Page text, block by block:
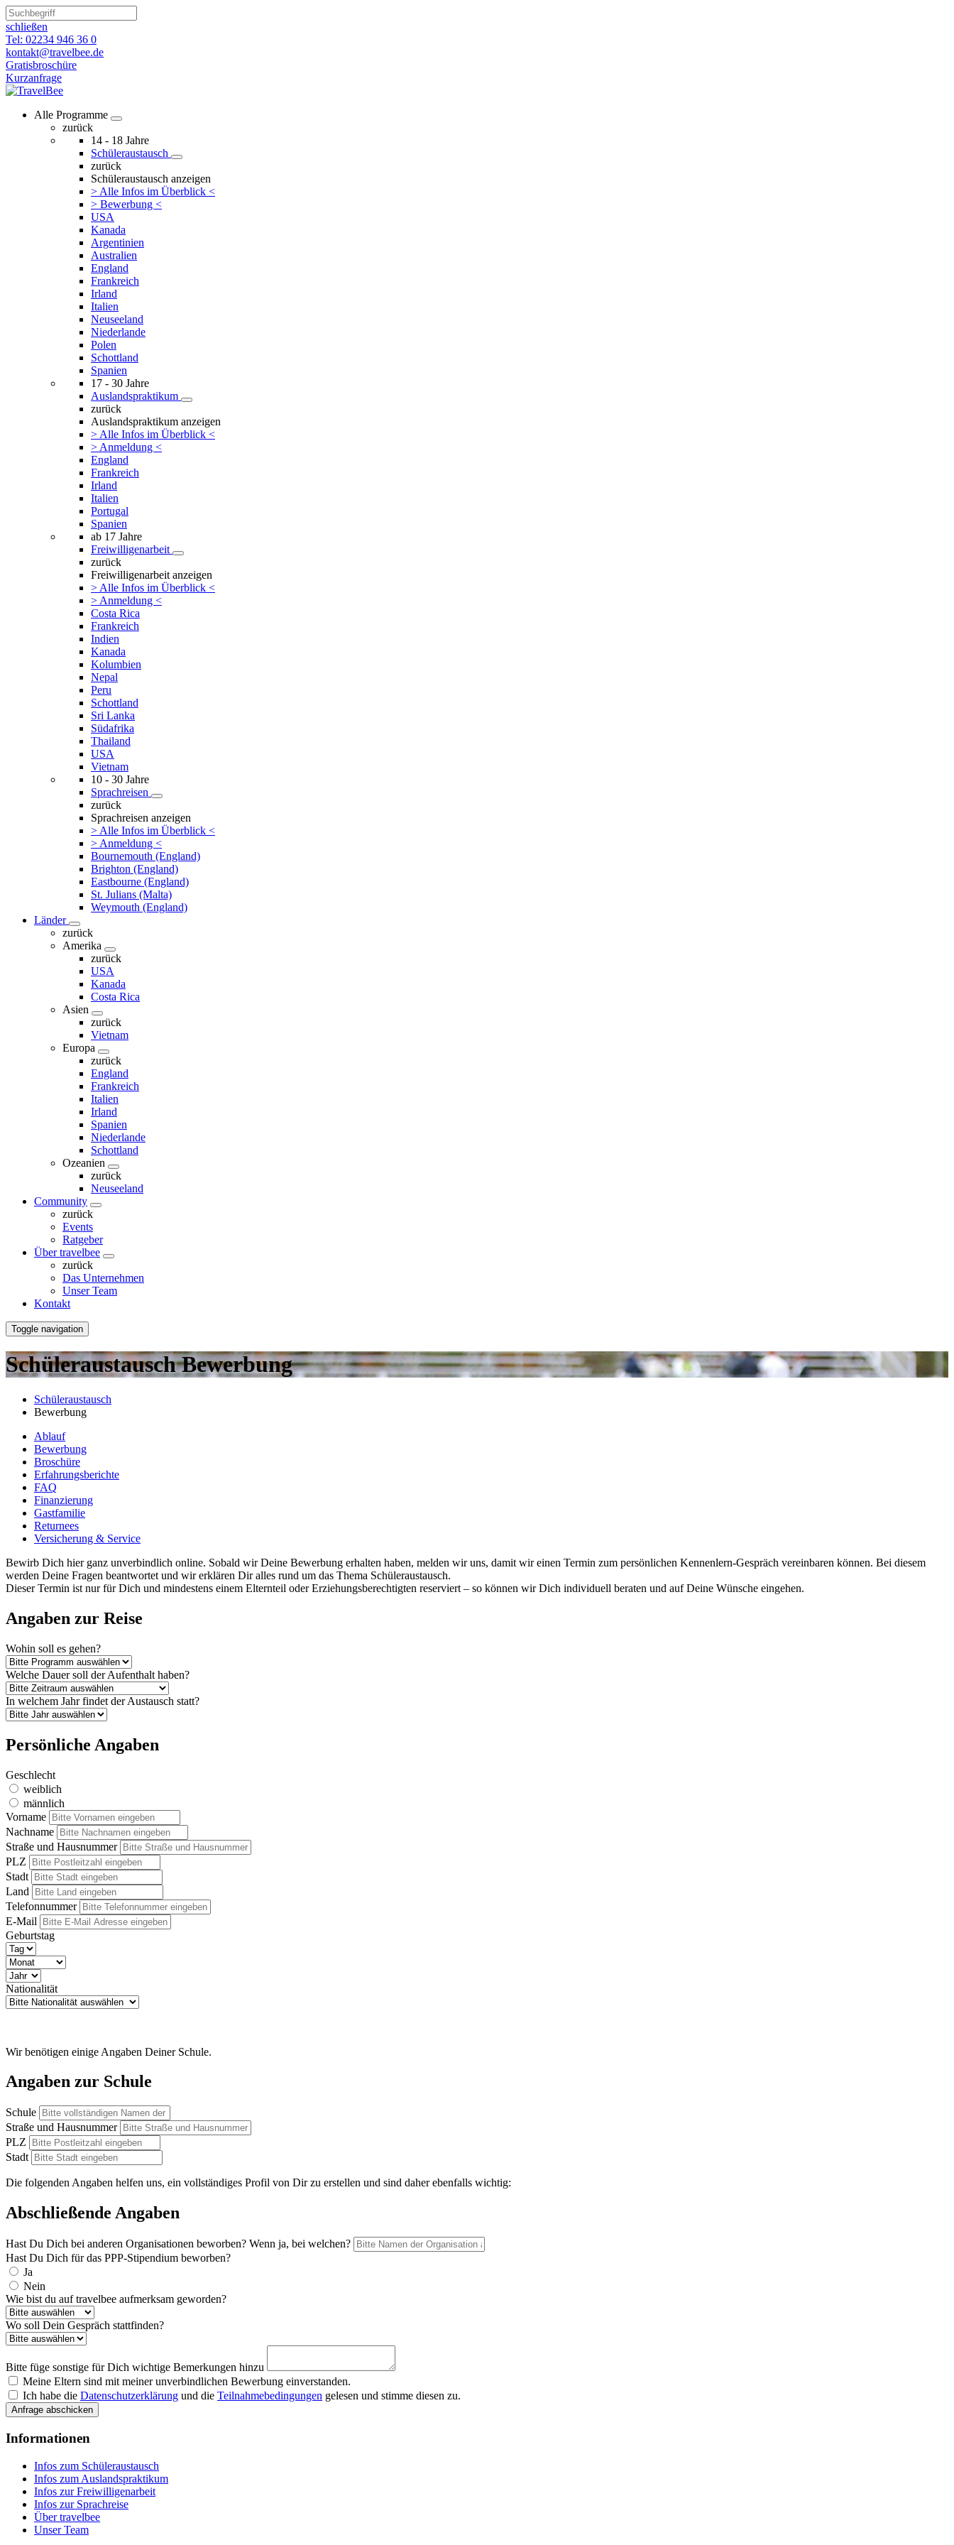
schließen
Tel: 02234 946 36 0
kontakt@travelbee.de
Gratisbroschüre
Kurzanfrage
Alle Programme
zurück
14 - 18 Jahre
Schüleraustausch
zurück
Schüleraustausch anzeigen
> Alle Infos im Überblick <
> Bewerbung <
USA
Kanada
Argentinien
Australien
England
Frankreich
Irland
Italien
Neuseeland
Niederlande
Polen
Schottland
Spanien
17 - 30 Jahre
Auslandspraktikum
zurück
Auslandspraktikum anzeigen
> Alle Infos im Überblick <
> Anmeldung <
England
Frankreich
Irland
Italien
Portugal
Spanien
ab 17 Jahre
Freiwilligenarbeit
zurück
Freiwilligenarbeit anzeigen
> Alle Infos im Überblick <
> Anmeldung <
Costa Rica
Frankreich
Indien
Kanada
Kolumbien
Nepal
Peru
Schottland
Sri Lanka
Südafrika
Thailand
USA
Vietnam
10 - 30 Jahre
Sprachreisen
zurück
Sprachreisen anzeigen
> Alle Infos im Überblick <
> Anmeldung <
Bournemouth (England)
Brighton (England)
Eastbourne (England)
St. Julians (Malta)
Weymouth (England)
Länder
zurück
Amerika
zurück
USA
Kanada
Costa Rica
Asien
zurück
Vietnam
Europa
zurück
England
Frankreich
Italien
Irland
Spanien
Niederlande
Schottland
Ozeanien
zurück
Neuseeland
Community
zurück
Events
Ratgeber
Über travelbee
zurück
Das Unternehmen
Unser Team
Kontakt
Toggle navigation
Schüleraustausch Bewerbung
Schüleraustausch
Bewerbung
Ablauf
Bewerbung
Broschüre
Erfahrungsberichte
FAQ
Finanzierung
Gastfamilie
Returnees
Versicherung & Service
Bewirb Dich hier ganz unverbindlich online. Sobald wir Deine Bewerbung erhalten haben, melden wir uns, damit wir einen Termin zum persönlichen Kennenlern-Gespräch vereinbaren können. Bei diesem
werden Deine Fragen beantwortet und wir erklären Dir alles rund um das Thema Schüleraustausch.
Dieser Termin ist nur für Dich und mindestens einem Elternteil oder Erziehungsberechtigten reserviert – so können wir Dich individuell beraten und auf Deine Wünsche eingehen.
Angaben zur Reise
Wohin soll es gehen?
Welche Dauer soll der Aufenthalt haben?
In welchem Jahr findet der Austausch statt?
Persönliche Angaben
Geschlecht
weiblich
männlich
Vorname
Nachname
Straße und Hausnummer
PLZ
Stadt
Land
Telefonnummer
E-Mail
Geburtstag
Nationalität
Wir benötigen einige Angaben Deiner Schule.
Angaben zur Schule
Schule
Straße und Hausnummer
PLZ
Stadt
Die folgenden Angaben helfen uns, ein vollständiges Profil von Dir zu erstellen und sind daher ebenfalls wichtig:
Abschließende Angaben
Hast Du Dich bei anderen Organisationen beworben? Wenn ja, bei welchen?
Hast Du Dich für das PPP-Stipendium beworben?
Ja
Nein
Wie bist du auf travelbee aufmerksam geworden?
Wo soll Dein Gespräch stattfinden?
Bitte füge sonstige für Dich wichtige Bemerkungen hinzu
Meine Eltern sind mit meiner unverbindlichen Bewerbung einverstanden.
Ich habe die Datenschutzerklärung und die Teilnahmebedingungen gelesen und stimme diesen zu.
Anfrage abschicken
Informationen
Infos zum Schüleraustausch
Infos zum Auslandspraktikum
Infos zur Freiwilligenarbeit
Infos zur Sprachreise
Über travelbee
Unser Team